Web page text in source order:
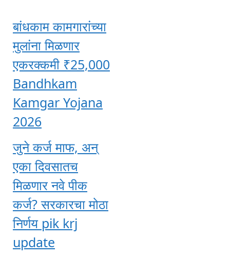
बांधकाम कामगारांच्या
मुलांना मिळणार
एकरक्कमी ₹25,000
Bandhkam
Kamgar Yojana
2026
जुने कर्ज माफ, अन्
एका दिवसातच
मिळणार नवे पीक
कर्ज? सरकारचा मोठा
निर्णय pik krj
update